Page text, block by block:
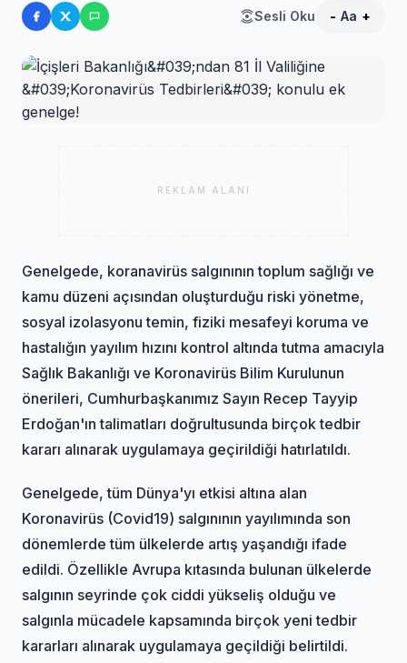
Sesli Oku - Aa +
REKLAM ALANI
Genelgede, koranavirüs salgınının toplum sağlığı ve
kamu düzeni açısından oluşturduğu riski yönetme,
sosyal izolasyonu temin, fiziki mesafeyi koruma ve
hastalığın yayılım hızını kontrol altında tutma amacıyla
Sağlık Bakanlığı ve Koronavirüs Bilim Kurulunun
önerileri, Cumhurbaşkanımız Sayın Recep Tayyip
Erdoğan'ın talimatları doğrultusunda birçok tedbir
kararı alınarak uygulamaya geçirildiği hatırlatıldı.
Genelgede, tüm Dünya'yı etkisi altına alan
Koronavirüs (Covid­19) salgınının yayılımında son
dönemlerde tüm ülkelerde artış yaşandığı ifade
edildi. Özellikle Avrupa kıtasında bulunan ülkelerde
salgının seyrinde çok ciddi yükseliş olduğu ve
salgınla mücadele kapsamında birçok yeni tedbir
kararları alınarak uygulamaya geçildiği belirtildi.